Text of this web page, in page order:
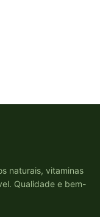
naturais, vitaminas
Qualidade e bem-